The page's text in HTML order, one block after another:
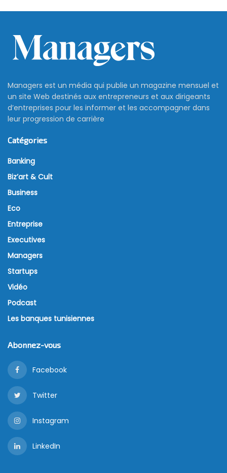
Managers est un média qui publie un magazine mensuel et
un site Web destinés aux entrepreneurs et aux dirigeants
d’entreprises pour les informer et les accompagner dans
leur progression de carrière
Catégories
Banking
Biz’art & Cult
Business
Eco
Entreprise
Executives
Managers
Startups
Vidéo
Podcast
Les banques tunisiennes
Abonnez-vous
Facebook
Twitter
Instagram
LinkedIn